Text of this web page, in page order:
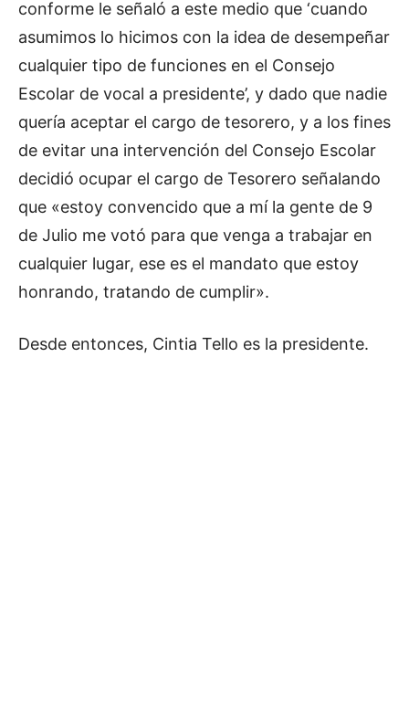
conforme le señaló a este medio que ‘cuando
asumimos lo hicimos con la idea de desempeñar
cualquier tipo de funciones en el Consejo
Escolar de vocal a presidente’, y dado que nadie
quería aceptar el cargo de tesorero, y a los fines
de evitar una intervención del Consejo Escolar
decidió ocupar el cargo de Tesorero señalando
que «estoy convencido que a mí la gente de 9
de Julio me votó para que venga a trabajar en
cualquier lugar, ese es el mandato que estoy
honrando, tratando de cumplir».
Desde entonces, Cintia Tello es la presidente.